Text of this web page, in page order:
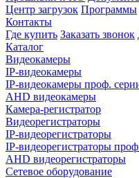
Центр загрузок Программы
Контакты
Где купить Заказать звонок
Каталог
Видеокамеры
IP-видеокамеры
IP-видеокамеры проф.
AHD видеокамеры
Камера-регистратор
Видеорегистраторы
IP-видеорегистраторы
IP-видеорегистраторы
AHD видеорегистраторы
Сетевое оборудование